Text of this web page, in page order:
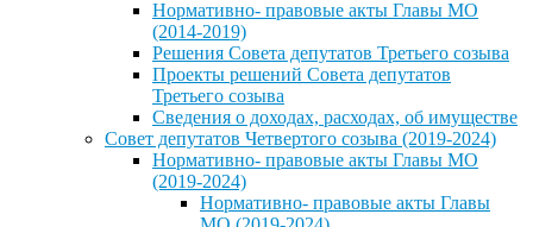
Нормативно- правовые акты Главы МО
(2014-2019)
Решения Совета депутатов Третьего созыва
Проекты решений Совета депутатов
Третьего созыва
Сведения о доходах, расходах, об имуществе
Совет депутатов Четвертого созыва (2019-2024)
Нормативно- правовые акты Главы МО
(2019-2024)
Нормативно- правовые акты Главы